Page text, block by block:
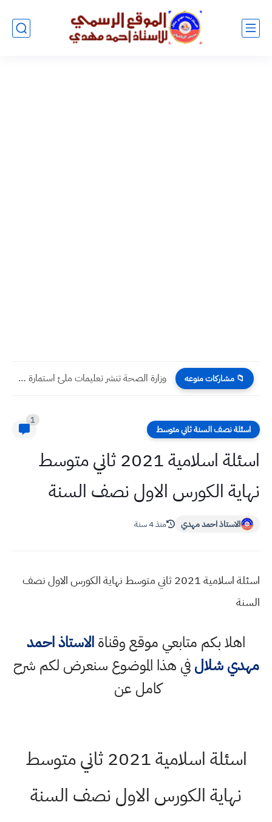
📁 مشاركات منوعه وزارة الصحة تنشر تعليمات ملئ استمارة التقديم على التعيينات المركزية...
اسئلة نصف السنة ثاني متوسط
1
اسئلة اسلامية 2021 ثاني متوسط
نهاية الكورس الاول نصف السنة
الاستاذ احمد مهدي منذ 4 سنة
اسئلة اسلامية 2021 ثاني متوسط نهاية الكورس الاول نصف
السنة
اهلا بكم متابعي موقع وقناةالاستاذ احمد
مهدي شلالفي هذا الموضوع سنعرض لكم شرح
كامل عن
اسئلة اسلامية 2021 ثاني متوسط
نهاية الكورس الاول نصف السنة